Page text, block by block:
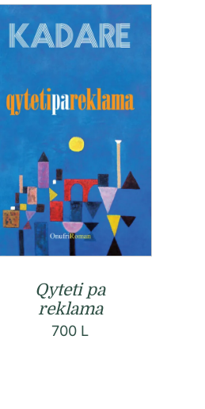
Qyteti pa
reklama
700 L